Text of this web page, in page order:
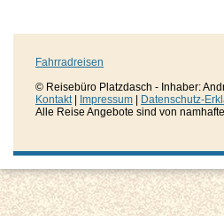
Fahrradreisen
© Reisebüro Platzdasch - Inhaber:
Kontakt| Impressum
Datenschutz-
Alle Reise Angebote sind von